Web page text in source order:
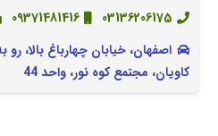
03136206175
09371481416
اصفهان، خیابان چهارباغ بالا،
کاویان، مجتمع کوه نور، واحد 44